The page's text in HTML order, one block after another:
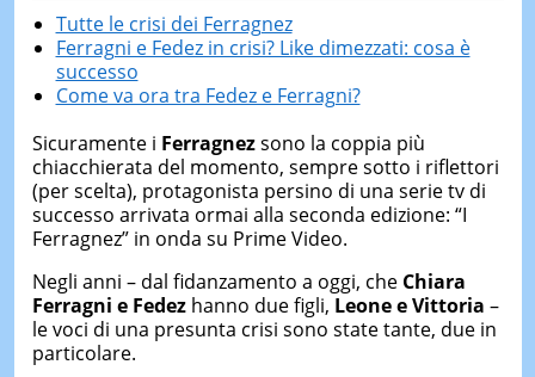
Tutte le crisi dei Ferragnez
Ferragni e Fedez in crisi? Like dimezzati: cosa è
successo
Come va ora tra Fedez e Ferragni?
Sicuramente i Ferragnezsono la coppia più
chiacchierata del momento, sempre sotto i riflettori
(per scelta), protagonista persino di una serie tv di
successo arrivata ormai alla seconda edizione: “I
Ferragnez” in onda su Prime Video.
Negli anni – dal fidanzamento a oggi, che Chiara
Ferragni e Fedezhanno due figli, Leone e Vittoria –
le voci di una presunta crisi sono state tante, due in
particolare.